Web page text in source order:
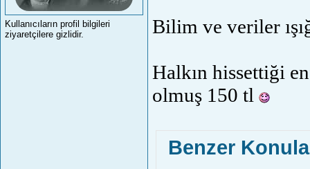
Kullanıcıların profil bilgileri
ziyaretçilere gizlidir.
Bilim ve veriler
Halkın hissettiği
olmuş 150 tl
Benzer